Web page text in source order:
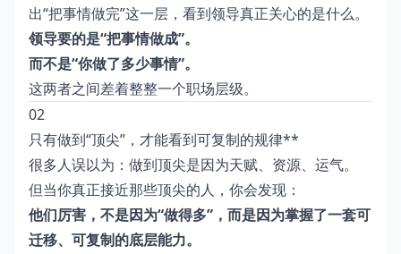
出“把事情做完”这一层，看到领导真正关心的是什么。
领导要的是“把事情做成”。
而不是“你做了多少事情”。
这两者之间差着整整一个职场层级。
02
只有做到“顶尖”，才能看到可复制的规律**
很多人误以为：做到顶尖是因为天赋、资源、运气。
但当你真正接近那些顶尖的人，你会发现：
他们厉害，不是因为“做得多”，而是因为掌握了一套可
迁移、可复制的底层能力。